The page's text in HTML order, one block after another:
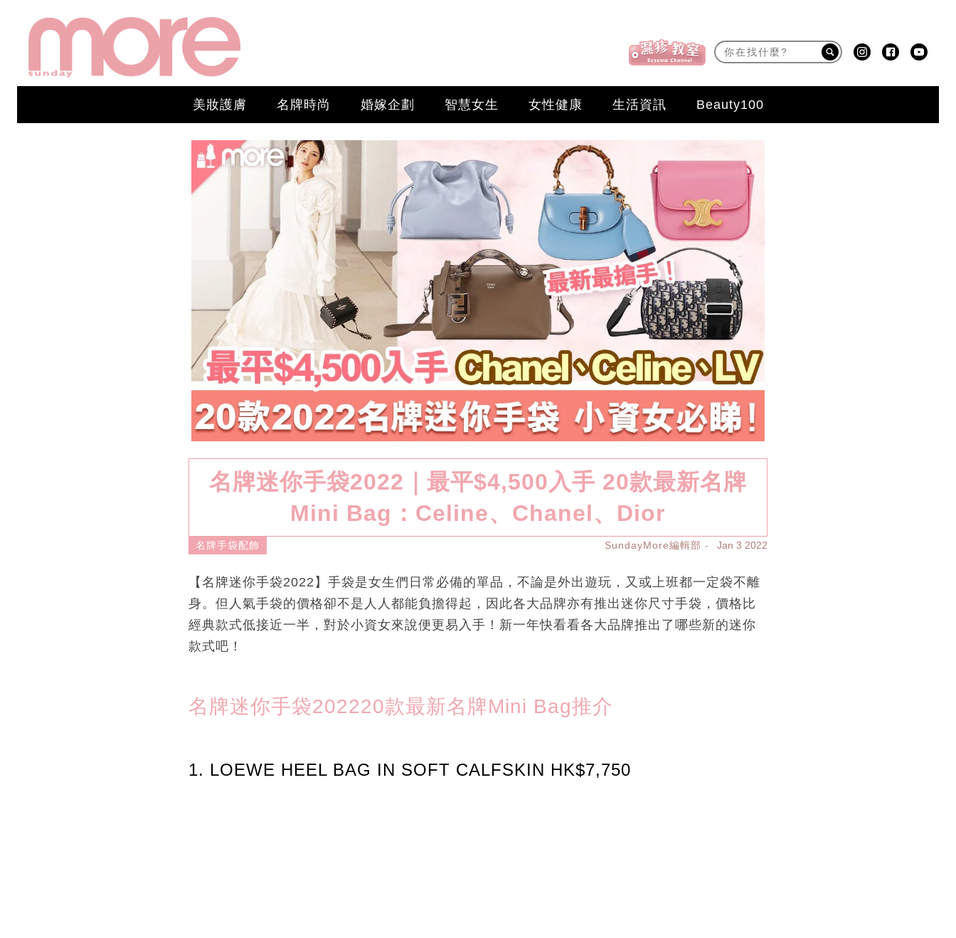
美妝護膚 名牌時尚 婚嫁企劃 智慧女生 女性健康 生活資訊 Beauty100
名牌迷你手袋2022｜最平$4,500入手 20款最新名牌
Mini Bag：Celine、Chanel、Dior
名牌手袋配飾 SundayMore編輯部 Jan 3 2022
【名牌迷你手袋2022】手袋是女生們日常必備的單品，不論是外出遊玩，又或上班都一定袋不離
身。但人氣手袋的價格卻不是人人都能負擔得起，因此各大品牌亦有推出迷你尺寸手袋，價格比
經典款式低接近一半，對於小資女來說便更易入手！新一年快看看各大品牌推出了哪些新的迷你
款式吧！
名牌迷你手袋202220款最新名牌Mini Bag推介
1. LOEWE HEEL BAG IN SOFT CALFSKIN HK$7,750